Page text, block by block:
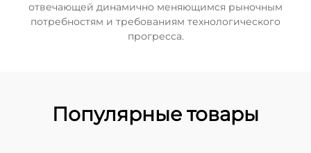
отвечающей динамично меняющимся рыночным
потребностям и требованиям технологического
прогресса.
Популярные товары